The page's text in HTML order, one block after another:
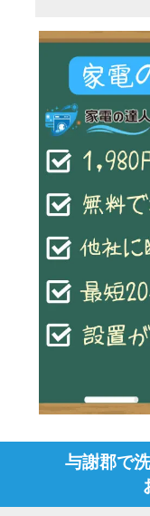
与謝郡で